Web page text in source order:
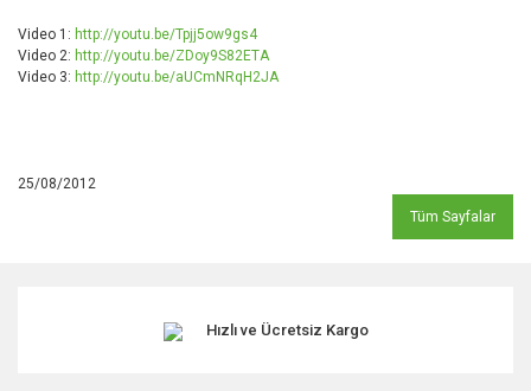
Video 1: http://youtu.be/Tpjj5ow9gs4
Video 2: http://youtu.be/ZDoy9S82ETA
Video 3: http://youtu.be/aUCmNRqH2JA
25/08/2012
Tüm Sayfalar
Hızlı ve Ücretsiz Kargo